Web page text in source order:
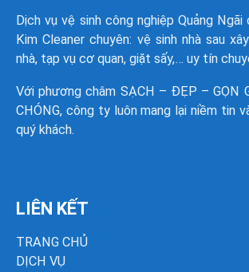
Dịch vụ vệ sinh công nghiệp Quảng
Kim Cleaner chuyên: vệ sinh nhà sau
nhà, tạp vụ cơ quan, giặt sấy,… uy tín
Với phương châm SẠCH – ĐẸP – GỌN
CHÓNG, công ty luôn mang lại niềm tin
quý khách.
LIÊN KẾT
TRANG CHỦ
DỊCH VỤ